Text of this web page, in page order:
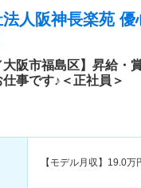
人阪神長楽苑 優
大阪市福島区】昇給
事です♪＜正社員＞
【モデル月収】 19.0万